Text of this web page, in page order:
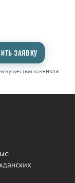
ЗАЯВКУ
Номенклатура